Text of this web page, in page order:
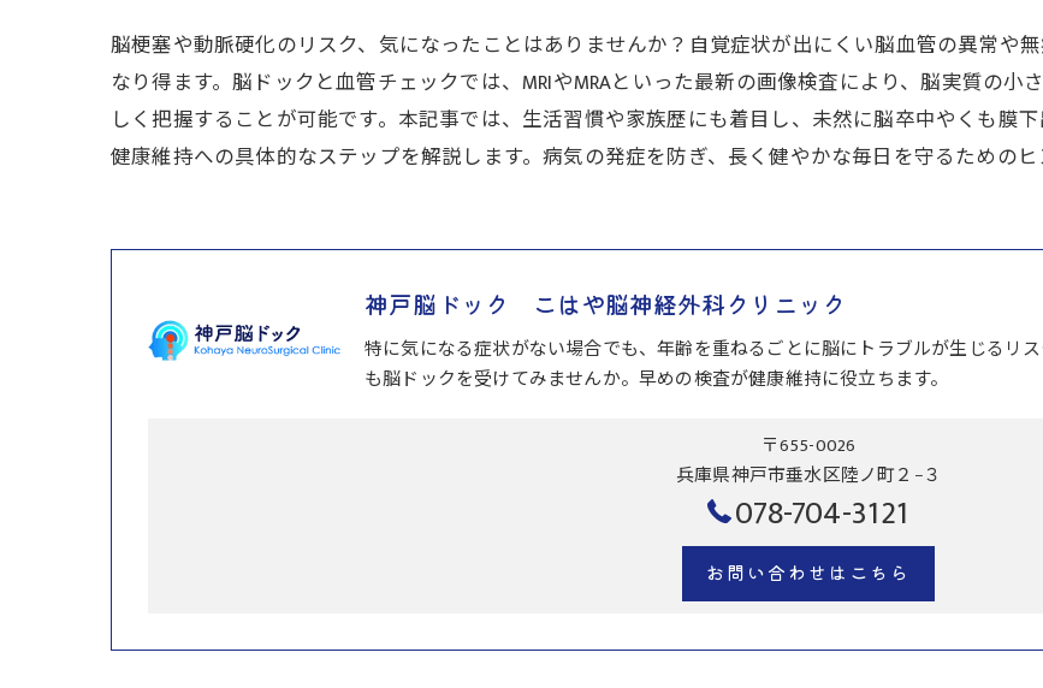
脳梗塞や動脈硬化のリスク、気になったことはありませんか？自覚症状が出にくい脳血管の異常や
なり得ます。脳ドックと血管チェックでは、MRIやMRAといった最新の画像検査により、脳実質の
しく把握することが可能です。本記事では、生活習慣や家族歴にも着目し、未然に脳卒中やくも膜
健康維持への具体的なステップを解説します。病気の発症を防ぎ、長く健やかな毎日を守るためのヒ
神戸脳ドック こはや脳神経外科クリニック
特に気になる症状がない場合でも、年齢を重ねるごとに脳にトラブルが生じるリ
も脳ドックを受けてみませんか。早めの検査が健康維持に役立ちます。
〒655-0026
兵庫県神戸市垂水区陸ノ町２−３
078-704-3121
お問い合わせはこちら